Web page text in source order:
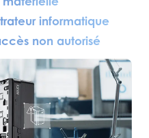
informatique
non autorisé